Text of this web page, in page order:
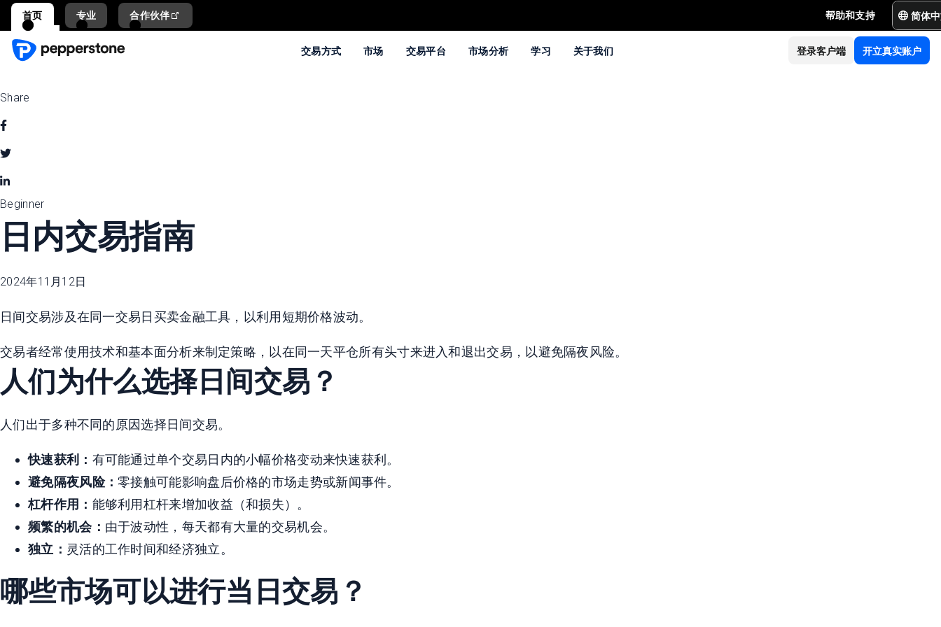
首页 专业 合作伙伴 帮助和支持 简体
交易方式 市场 交易平台 市场分析 学习 关于我们 开立真实账户
登录客户端
Share
Beginner
日内交易指南
2024年11月12日
日间交易涉及在同一交易日买卖金融工具，以利用短期价格波动。
交易者经常使用技术和基本面分析来制定策略，以在同一天平仓所有头寸来进入和退出交易，以避免隔夜风险。
人们为什么选择日间交易？
人们出于多种不同的原因选择日间交易。
快速获利： 有可能通过单个交易日内的小幅价格变动来快速获利。
避免隔夜风险：零接触可能影响盘后价格的市场走势或新闻事件。
杠杆作用： 能够利用杠杆来增加收益（和损失）。
频繁的机会： 由于波动性，每天都有大量的交易机会。
独立： 灵活的工作时间和经济独立。
哪些市场可以进行当日交易？